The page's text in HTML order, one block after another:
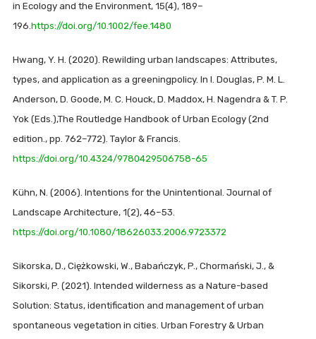
in Ecology and the Environment, 15(4), 189–
196.https://doi.org/10.1002/fee.1480
Hwang, Y. H. (2020). Rewilding urban landscapes: Attributes,
types, and application as a greeningpolicy. In I. Douglas, P. M. L.
Anderson, D. Goode, M. C. Houck, D. Maddox, H. Nagendra & T. P.
Yok (Eds.),The Routledge Handbook of Urban Ecology (2nd
edition., pp. 762–772). Taylor & Francis.
https://doi.org/10.4324/9780429506758-65
Kühn, N. (2006). Intentions for the Unintentional. Journal of
Landscape Architecture, 1(2), 46–53.
https://doi.org/10.1080/18626033.2006.9723372
Sikorska, D., Ciężkowski, W., Babańczyk, P., Chormański, J., &
Sikorski, P. (2021). Intended wilderness as a Nature-based
Solution: Status, identification and management of urban
spontaneous vegetation in cities. Urban Forestry & Urban